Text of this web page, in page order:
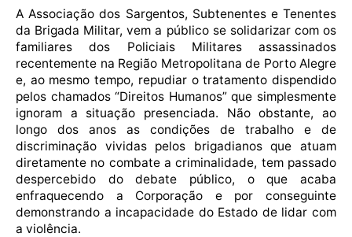
A Associação dos Sargentos, Subtenentes e Tenentes
da Brigada Militar, vem a público se solidarizar com os
familiares dos Policiais Militares assassinados
recentemente na Região Metropolitana de Porto Alegre
e, ao mesmo tempo, repudiar o tratamento dispendido
pelos chamados “Direitos Humanos” que simplesmente
ignoram a situação presenciada. Não obstante, ao
longo dos anos as condições de trabalho e de
discriminação vividas pelos brigadianos que atuam
diretamente no combate a criminalidade, tem passado
despercebido do debate público, o que acaba
enfraquecendo a Corporação e por conseguinte
demonstrando a incapacidade do Estado de lidar com
a violência.